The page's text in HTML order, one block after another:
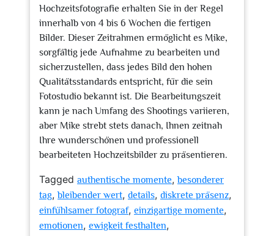
Hochzeitsfotografie erhalten Sie in der Regel
innerhalb von 4 bis 6 Wochen die fertigen
Bilder. Dieser Zeitrahmen ermöglicht es Mike,
sorgfältig jede Aufnahme zu bearbeiten und
sicherzustellen, dass jedes Bild den hohen
Qualitätsstandards entspricht, für die sein
Fotostudio bekannt ist. Die Bearbeitungszeit
kann je nach Umfang des Shootings variieren,
aber Mike strebt stets danach, Ihnen zeitnah
Ihre wunderschönen und professionell
bearbeiteten Hochzeitsbilder zu präsentieren.
Tagged authentische momente,besonderer
tag,bleibender wert, details, diskrete präsenz,
einfühlsamer fotograf, einzigartige momente,
emotionen, ewigkeit festhalten,